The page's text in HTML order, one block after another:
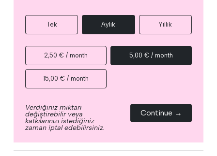
Tek Aylık Yıllık
2,50 € / month 5,00 € / month
15,00 € / month
Verdiğiniz miktarı
değiştirebilir veya
katkılarınızı istediğiniz
zaman iptal edebilirsiniz.
Continue →